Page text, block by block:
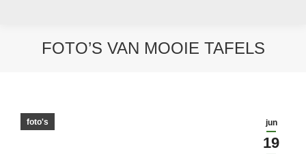
FOTO’S VAN MOOIE TAFELS
jun
19
foto's